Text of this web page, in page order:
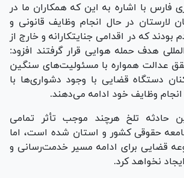
با اشاره به این که همکاران ما در
لارستان در حال انجام وظایف قانونی و
که در اقدامی جنایتکارانه و خارج از
هدف حمله هوایی قرار گرفتند افزود:
عدالت همواره با مسئولیت‌های سنگین
دستگاه قضایی با وجود دشواری‌ها با
وظایف خود ادامه می‌دهند.
حادثه تلخ هرچند موجب تأثر تمامی
حقوقی کشور و استان شده است، اما
قضایی برای ادامه مسیر خدمت‌رسانی و
نخواهد کرد.